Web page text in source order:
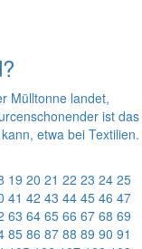
Mülltonne landet,
ist das
etwa bei Textilien.
19 20 21 22 23 24 25
41 42 43 44 45 46 47
63 64 65 66 67 68 69
85 86 87 88 89 90 91